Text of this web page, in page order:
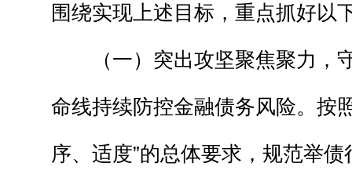
围绕实现上述目标，重点抓好以
（一）突出攻坚聚焦聚力，
命线持续防控金融债务风险。按
序、适度”的总体要求，规范举